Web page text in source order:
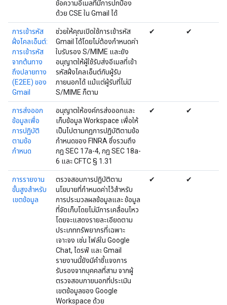
ข้อความอีเมลที่มีการปกป้อง
ด้วย CSE ใน Gmail ได้
การเข้ารหัส
ฝั่งไคลเอ็นต์:
การเข้ารหัส
จากต้นทาง
ถึงปลายทาง
(E2EE) ของ
Gmail
ช่วยให้คุณเปิดใช้การเข้ารหัส
Gmail ได้โดยไม่ต้องกำหนดค่า
ใบรับรอง S/MIME และยัง
อนุญาตให้ผู้ใช้รับส่งอีเมลที่เข้า
รหัสฝั่งไคลเอ็นต์กับผู้รับ
ภายนอกได้ แม้แต่ผู้รับที่ไม่มี
S/MIME ก็ตาม
✔ ✔
การส่งออก
ข้อมูลเพื่อ
การปฏิบัติ
ตามข้อ
กำหนด
อนุญาตให้องค์กรส่งออกและ
เก็บข้อมูล Workspace เพื่อให้
เป็นไปตามกฎการปฏิบัติตามข้อ
กำหนดของ FINRA ซึ่งรวมถึง
กฎ SEC 17a-4, กฎ SEC 18a-
6 และ CFTC § 1.31
✔ ✔
การรายงาน
ขั้นสูงสำหรับ
เขตข้อมูล
ตรวจสอบการปฏิบัติตาม
นโยบายที่กำหนดค่าไว้สำหรับ
การประมวลผลข้อมูลและ ข้อมูล
ที่จัดเก็บโดยไม่มีการเคลื่อนไหว
โดยจะแสดงรายละเอียดตาม
ประเภททรัพยากรที่เฉพาะ
เจาะจง เช่น ไฟล์ใน Google
Chat, ไดรฟ์ และ Gmail
รายงานนี้ยังมีคำชี้แจงการ
รับรองจากบุคคลที่สาม จากผู้
ตรวจสอบภายนอกที่ประเมิน
เขตข้อมูลของ Google
Workspace ด้วย
✔ ✔